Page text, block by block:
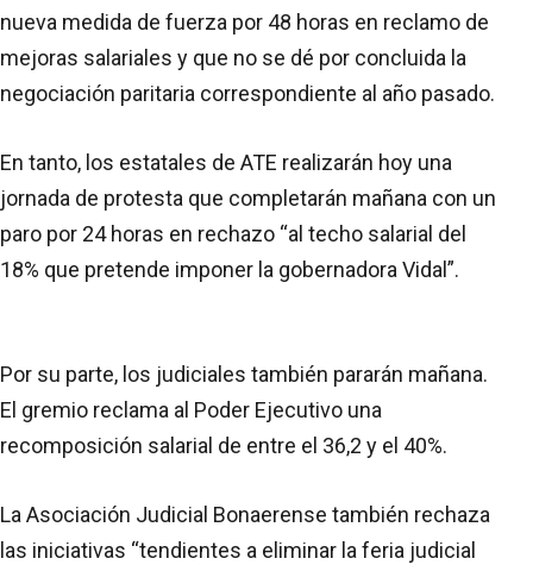
nueva medida de fuerza por 48 horas en reclamo de
mejoras salariales y que no se dé por concluida la
negociación paritaria correspondiente al año pasado.
En tanto, los estatales de ATE realizarán hoy una
jornada de protesta que completarán mañana con un
paro por 24 horas en rechazo “al techo salarial del
18% que pretende imponer la gobernadora Vidal”.
Por su parte, los judiciales también pararán mañana.
El gremio reclama al Poder Ejecutivo una
recomposición salarial de entre el 36,2 y el 40%.
La Asociación Judicial Bonaerense también rechaza
las iniciativas “tendientes a eliminar la feria judicial